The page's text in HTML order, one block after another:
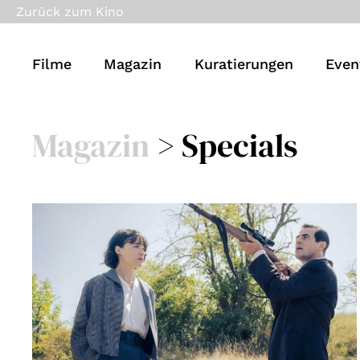
Zurück zum Kino
Filme Magazin Kuratierungen
Magazin > Specials